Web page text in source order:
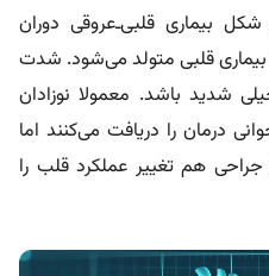
بیماری قلبی‌ـ‌عروقی دوران
بیماری قلبی متولد می‌شود. شدت
شدید باشد. معمولا نوزادان
درمان را دریافت می‌کنند اما
هم تغییر عملکرد قلب را